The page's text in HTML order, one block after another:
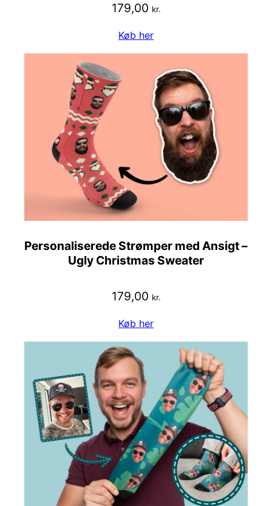
179,00 kr.
Køb her
Personaliserede Strømper med Ansigt –
Ugly Christmas Sweater
179,00 kr.
Køb her